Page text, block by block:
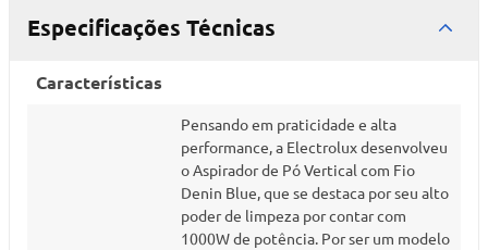
Especificações Técnicas
Características
Pensando em praticidade e alta
performance, a Electrolux desenvolveu
o Aspirador de Pó Vertical com Fio
Denin Blue, que se destaca por seu alto
poder de limpeza por contar com
1000W de potência. Por ser um modelo